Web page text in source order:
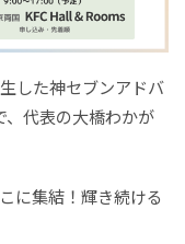
した神セブンアドバ
、代表の大橋わかが
に集結！輝き続ける